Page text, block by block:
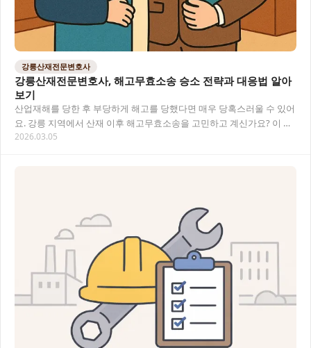
강릉산재전문변호사
강릉산재전문변호사, 해고무효소송 승소 전략과 대응법 알아
보기
산업재해를 당한 후 부당하게 해고를 당했다면 매우 당혹스러울 수 있어
요. 강릉 지역에서 산재 이후 해고무효소송을 고민하고 계신가요? 이 글
에서는 산재 피해자가 부당해고 에 맞서 싸…
2026.03.05